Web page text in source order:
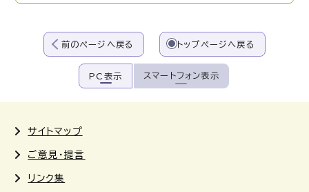
前のページへ戻る トップページへ戻る
PC表示 スマートフォン表示
サイトマップ
ご意見・提言
リンク集